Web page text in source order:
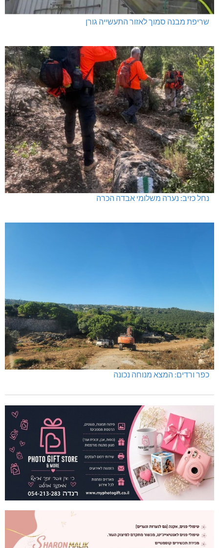
שריפת מבנה סמוך לאזור התעשייה גורן
נחל כזיב: נערה משלומי אבדה הכרה
כפר ורדים: המצא מנוחה נכונה